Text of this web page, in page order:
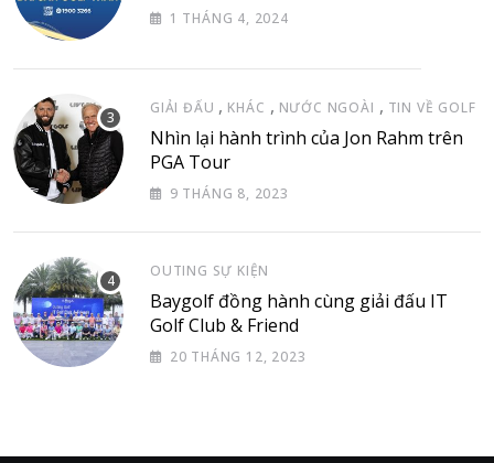
1 THÁNG 4, 2024
GIẢI ĐẤU , KHÁC , NƯỚC NGOÀI , TIN VỀ GOLF
Nhìn lại hành trình của Jon Rahm trên
PGA Tour
9 THÁNG 8, 2023
OUTING SỰ KIỆN
Baygolf đồng hành cùng giải đấu IT
Golf Club & Friend
20 THÁNG 12, 2023